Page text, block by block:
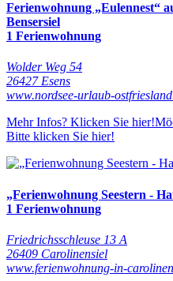
Ferienwohnung „Eulennest“
Bensersiel
1 Ferienwohnung
Wolder Weg 54
26427 Esens
www.nordsee-urlaub-
Mehr Infos? Klicken Sie hier!
Bitte klicken Sie hier!
„Ferienwohnung Seestern -
1 Ferienwohnung
Friedrichsschleuse 13 A
26409 Carolinensiel
www.ferienwohnung-in-